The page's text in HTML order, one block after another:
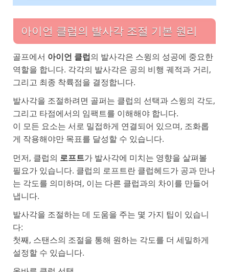
아이언 클럽의 발사각 조절 기본 원리
골프에서 아이언 클럽의 발사각은 스윙의 성공에 중요한
역할을 합니다. 각각의 발사각은 공의 비행 궤적과 거리,
그리고 최종 착륙점을 결정합니다.
발사각을 조절하려면 골퍼는 클럽의 선택과 스윙의 각도,
그리고 타점에서의 임팩트를 이해해야 합니다.
이 모든 요소는 서로 밀접하게 연결되어 있으며, 조화롭
게 작용해야만 목표를 달성할 수 있습니다.
먼저, 클럽의 로프트가 발사각에 미치는 영향을 살펴볼
필요가 있습니다. 클럽의 로프트란 클럽헤드가 공과 만나
는 각도를 의미하며, 이는 다른 클럽과의 차이를 만들어
냅니다.
발사각을 조절하는 데 도움을 주는 몇 가지 팁이 있습니
다:
첫째, 스탠스의 조절을 통해 원하는 각도를 더 세밀하게
설정할 수 있습니다.